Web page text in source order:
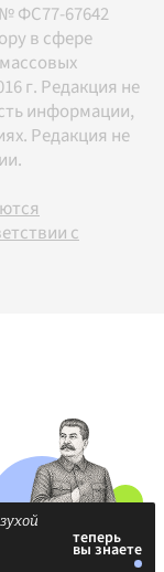
ФС77-67642
в сфере
г. Редакция не
информации,
Редакция не
с